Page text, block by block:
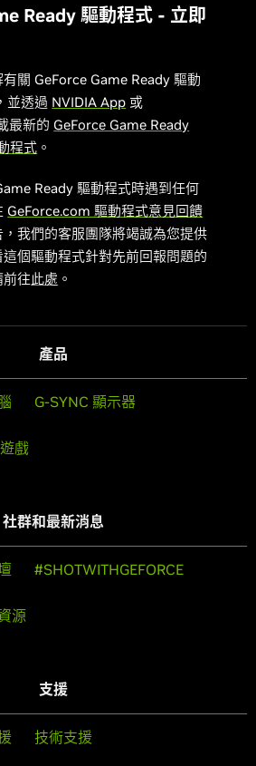
Ready 驅動程式 - 立即
有關 GeForce Game Ready 驅動
並透過 NVIDIA App 或
最新的 GeForce Game Ready
程式 。
Ready 驅動程式時遇到任何
GeForce.com 驅動程式意見回饋
我們的客服團隊將竭誠為您提供
個驅動程式針對先前回報問題的
往此處 。
產品
G-SYNC 顯示器
戲
社群和最新消息
#SHOTWITHGEFORCE
源
支援
技術支援